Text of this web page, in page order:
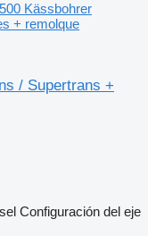
Kässbohrer
+ remolque
/ Supertrans +
Configuración del eje